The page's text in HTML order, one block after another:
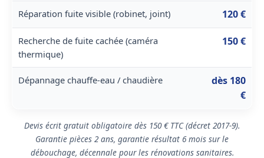
Réparation fuite visible (robinet, joint) 120 €
Recherche de fuite cachée (caméra
thermique)
150 €
Dépannage chauffe-eau / chaudière
dès 180
€
Devis écrit gratuit obligatoire dès 150 € TTC (décret 2017-9).
Garantie pièces 2 ans, garantie résultat 6 mois sur le
débouchage, décennale pour les rénovations sanitaires.